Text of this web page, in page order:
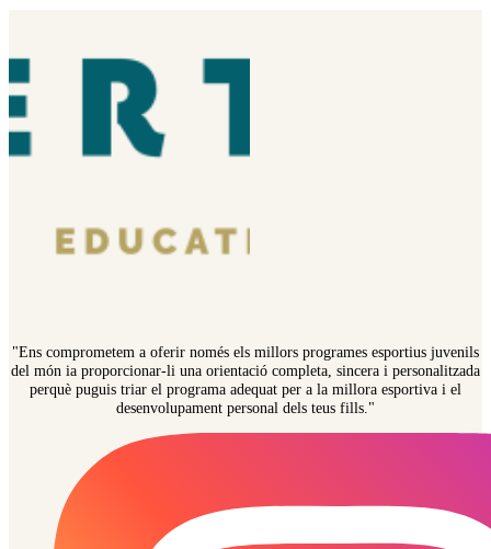
"Ens comprometem a oferir només els millors programes esportius juvenils
del món ia proporcionar-li una orientació completa, sincera i personalitzada
perquè puguis triar el programa adequat per a la millora esportiva i el
desenvolupament personal dels teus fills."